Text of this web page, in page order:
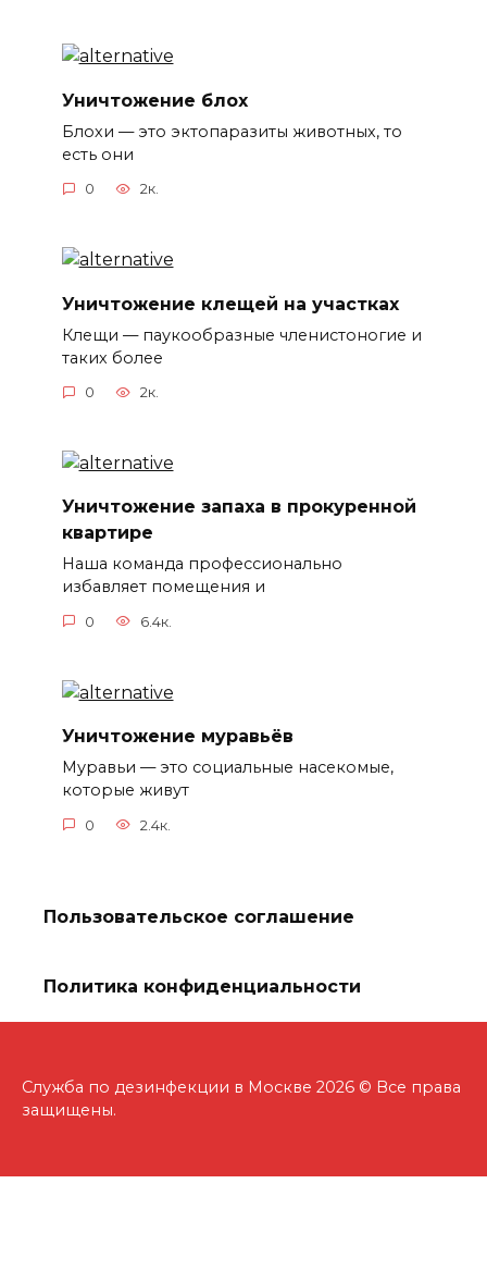
Уничтожение блох
Блохи — это эктопаразиты животных, то
есть они
0 2к.
Уничтожение клещей на участках
Клещи — паукообразные членистоногие и
таких более
0 2к.
Уничтожение запаха в прокуренной
квартире
Наша команда профессионально
избавляет помещения и
0 6.4к.
Уничтожение муравьёв
Муравьи — это социальные насекомые,
которые живут
0 2.4к.
Пользовательское соглашение
Политика конфиденциальности
Служба по дезинфекции в Москве 2026 © Все права
защищены.